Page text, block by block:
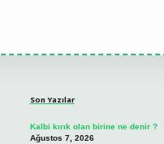
Son Yazılar
Kalbi kırık olan birine ne denir ?
Ağustos 7, 2026